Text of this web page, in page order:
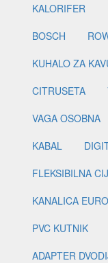
KALORIFER
BOSCH
KUHALO ZA
CITRUSETA
VAGA OSOBNA
KABAL
FLEKSIBILNA
KANALICA
PVC KUTNIK
ADAPTER